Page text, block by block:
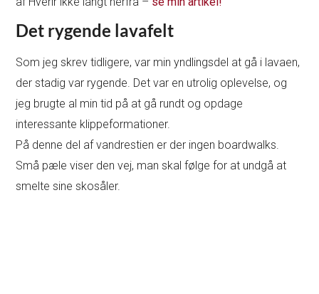
Det rygende lavafelt
Som jeg skrev tidligere, var min yndlingsdel at gå i lavaen,
der stadig var rygende. Det var en utrolig oplevelse, og
jeg brugte al min tid på at gå rundt og opdage
interessante klippeformationer.
På denne del af vandrestien er der ingen boardwalks.
Små pæle viser den vej, man skal følge for at undgå at
smelte sine skosåler.